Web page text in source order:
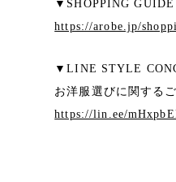
▼SHOPPING GUIDE
https://arobe.jp/
▼LINE STYLE
お洋服選びに関する
https://lin.ee/